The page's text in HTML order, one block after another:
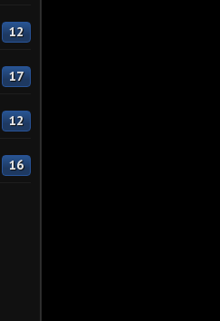
12
17
12
16